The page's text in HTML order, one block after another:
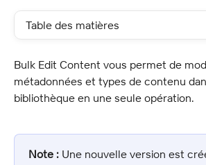
Table des matières
Bulk Edit Content vous permet de
métadonnées et types de contenu
bibliothèque en une seule opération.
Note : Une nouvelle version est